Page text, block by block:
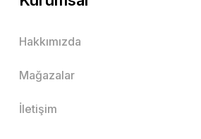
Hakkımızda
Mağazalar
İletişim